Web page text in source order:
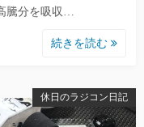
騰分を吸収…
続きを読む
休日のラジコン日記